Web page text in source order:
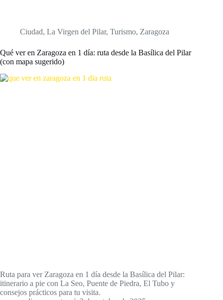
Ciudad, La Virgen del Pilar, Turismo, Zaragoza
Qué ver en Zaragoza en 1 día: ruta desde la Basílica del Pilar
(con mapa sugerido)
Ruta para ver Zaragoza en 1 día desde la Basílica del Pilar:
itinerario a pie con La Seo, Puente de Piedra, El Tubo y
consejos prácticos para tu visita.